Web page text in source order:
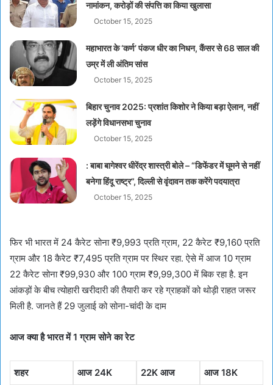
नामांकन, करोड़ों की संपत्ति का किया खुलासा
October 15, 2025
महाभारत के ‘कर्ण’ पंकज धीर का निधन, कैंसर से 68 साल की
उम्र में ली अंतिम सांस
October 15, 2025
बिहार चुनाव 2025: प्रशांत किशोर ने किया बड़ा ऐलान, नहीं
लड़ेंगे विधानसभा चुनाव
October 15, 2025
: बाबा बागेश्वर धीरेंद्र शास्त्री बोले – “डिफेंडर में घूमने से नहीं
बनेगा हिंदू राष्ट्र”, दिल्ली से वृंदावन तक करेंगे पदयात्रा
October 15, 2025
फिर भी भारत में 24 कैरेट सोना ₹9,993 प्रति ग्राम, 22 कैरेट ₹9,160 प्रति
ग्राम और 18 कैरेट ₹7,495 प्रति ग्राम पर स्थिर रहा. ऐसे में आज 10 ग्राम
22 कैरेट सोना ₹99,930 और 100 ग्राम ₹9,99,300 में बिक रहा है. इन
आंकड़ों के बीच त्योहारी खरीदारी की तैयारी कर रहे ग्राहकों को थोड़ी राहत जरूर
मिली है. जानते हैं 29 जुलाई को सोना-चांदी के दाम
आज क्या है भारत में 1 ग्राम सोने का रेट
शहर आज 24K 22K आज आज 18K